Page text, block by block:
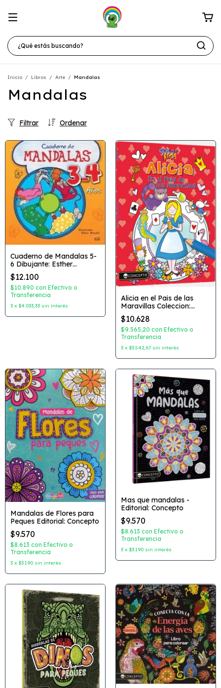
Inicio / Libros / Arte / Mandalas
Mandalas
Ordenar
Filtrar
Cuaderno de Mandalas 5-
6 Dibujante: Esther
Armada Editorial: V&R
$12.100
$10.890 con Efectivo o
Transferencia
3 x $4.033,33 sin interés
Alicia en el Pais de las
Maravillas Coleccion:
Colorearte Kids Editorial:
Concepto
$10.628
$9.565,20 con Efectivo o
Transferencia
3 x $3.542,67 sin interés
Mandalas de Flores para
Peques Editorial: Concepto
$9.570
$8.613 con Efectivo o
Transferencia
3 x $3.190 sin interés
Mas que mandalas -
Editorial: Concepto
$9.570
$8.613 con Efectivo o
Transferencia
3 x $3.190 sin interés